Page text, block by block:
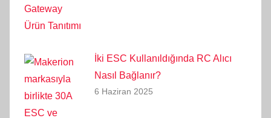
İki ESC Kullanıldığında RC Alıcı
Nasıl Bağlanır?
6 Haziran 2025